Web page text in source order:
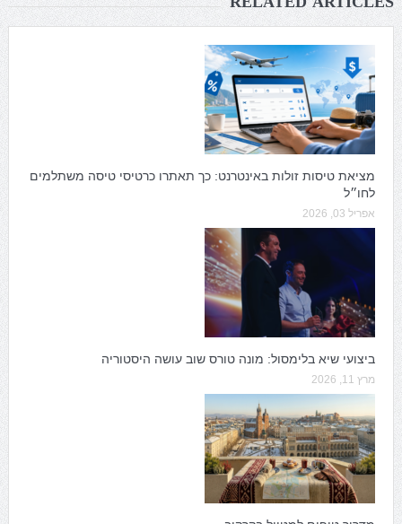
מציאת טיסות זולות באינטרנט: כך תאתרו כרטיסי טיסה משתלמים
לחו״ל
אפריל 03, 2026
ביצועי שיא בלימסול: מונה טורס שוב עושה היסטוריה
מרץ 11, 2026